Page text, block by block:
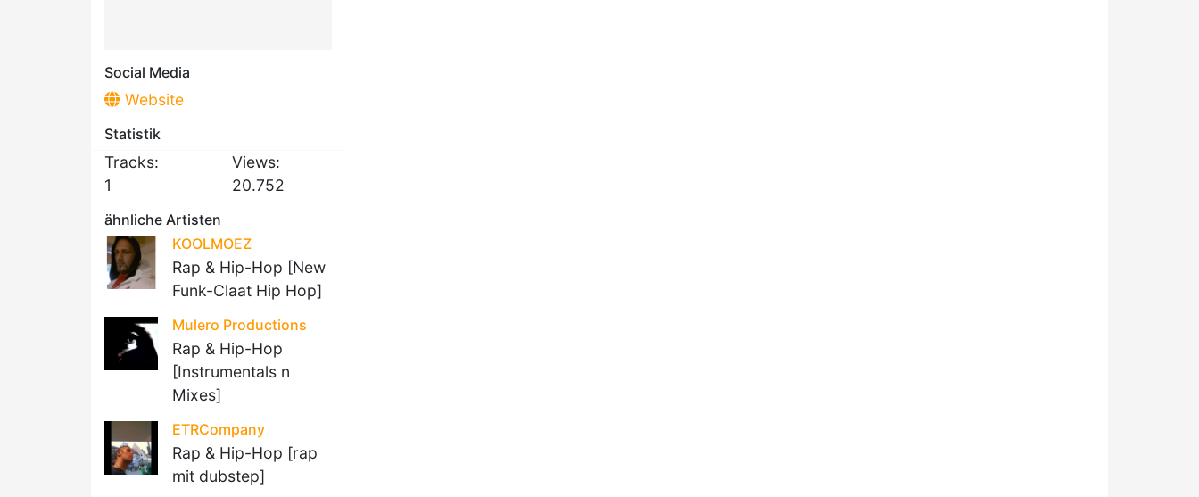
Social Media
Website
Statistik
Tracks:
1
Views:
20.752
ähnliche Artisten
KOOLMOEZ
Rap & Hip-Hop [New
Funk-Claat Hip Hop]
Mulero Productions
Rap & Hip-Hop
[Instrumentals n
Mixes]
ETRCompany
Rap & Hip-Hop [rap
mit dubstep]